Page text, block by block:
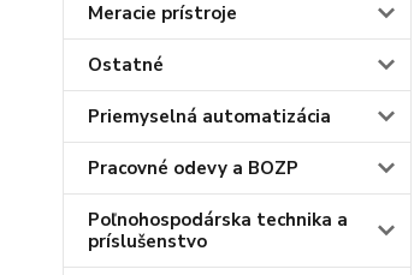
Meracie prístroje
Ostatné
Priemyselná automatizácia
Pracovné odevy a BOZP
Poľnohospodárska technika a
príslušenstvo